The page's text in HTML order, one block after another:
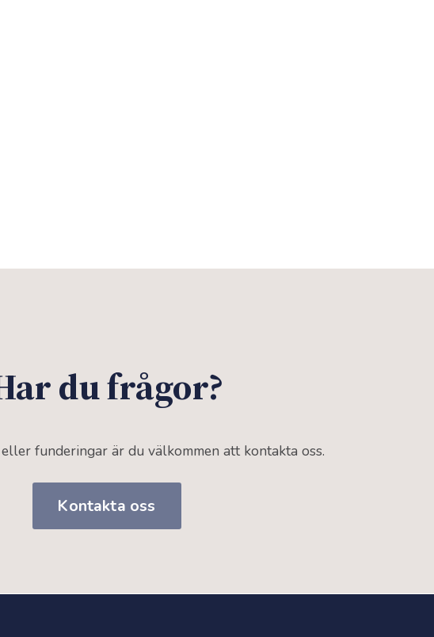
du frågor?
funderingar är du välkommen att kontakta oss.
Kontakta oss